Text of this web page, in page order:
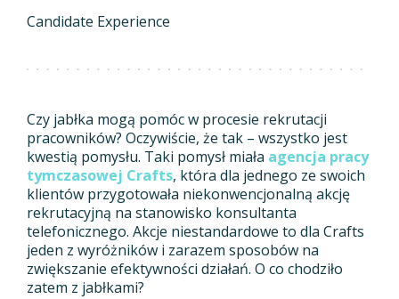
Candidate Experience
Czy jabłka mogą pomóc w procesie rekrutacji
pracowników? Oczywiście, że tak – wszystko jest
kwestią pomysłu. Taki pomysł miała agencja pracy
tymczasowej Crafts, która dla jednego ze swoich
klientów przygotowała niekonwencjonalną akcję
rekrutacyjną na stanowisko konsultanta
telefonicznego. Akcje niestandardowe to dla Crafts
jeden z wyróżników i zarazem sposobów na
zwiększanie efektywności działań. O co chodziło
zatem z jabłkami?